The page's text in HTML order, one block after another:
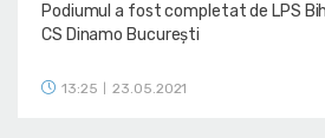
Podiumul a fost completat de LPS
CS Dinamo București
13:25 23.05.2021